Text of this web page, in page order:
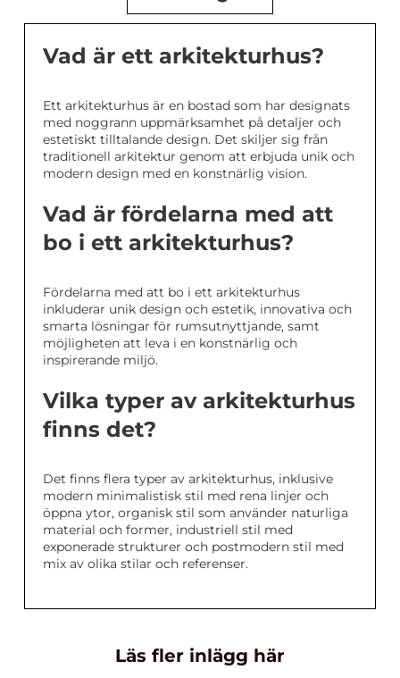
Vad är ett arkitekturhus?
Ett arkitekturhus är en bostad som har designats
med noggrann uppmärksamhet på detaljer och
estetiskt tilltalande design. Det skiljer sig från
traditionell arkitektur genom att erbjuda unik och
modern design med en konstnärlig vision.
Vad är fördelarna med att
bo i ett arkitekturhus?
Fördelarna med att bo i ett arkitekturhus
inkluderar unik design och estetik, innovativa och
smarta lösningar för rumsutnyttjande, samt
möjligheten att leva i en konstnärlig och
inspirerande miljö.
Vilka typer av arkitekturhus
finns det?
Det finns flera typer av arkitekturhus, inklusive
modern minimalistisk stil med rena linjer och
öppna ytor, organisk stil som använder naturliga
material och former, industriell stil med
exponerade strukturer och postmodern stil med
mix av olika stilar och referenser.
Läs fler inlägg här